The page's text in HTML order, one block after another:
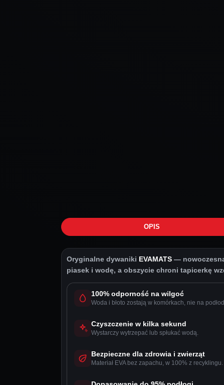
OPIS
Oryginalne dywaniki EVAMATS —
piasek i wodę, a obszycie chroni tapicerkę
100% odporność na wilgoć
Woda i błoto zostają w komórkach, nie na
Czyszczenie w kilka sekund
Wystarczy wytrzepać lub spłukać wodą.
Bezpieczne dla zdrowia i zwierząt
Materiał EVA bez zapachu, w 100% z recyklingu.